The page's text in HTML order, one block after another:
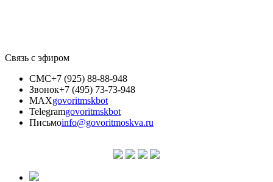
Связь с эфиром
СМС+7 (925) 88-88-948
Звонок+7 (495) 73-73-948
MAXgovoritmskbot
Telegramgovoritmskbot
Письмоinfo@govoritmoskva.ru